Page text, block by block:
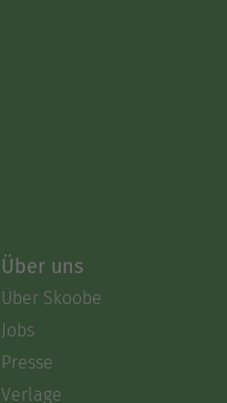
Über uns
Über Skoobe
Jobs
Presse
Verlage